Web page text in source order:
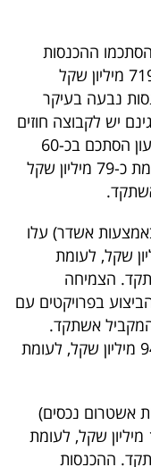
ההכנסות
ברבעון בכ-582 מיליון שקל, לעומת כ-719 מיליון שקל
נבעה בעיקר
יש לקבוצה חוזים
חתומים. הרווח הגולמי של המגזר ברבעון הסתכם בכ-60
מיליון שקל (כ-10.4% מההכנסות), לעומת כ-79 מיליון שקל
אשדר) עלו
בכ-65% לכ-466 מיליון שקל, לעומת
הצמיחה
בפרויקטים עם
המקביל אשתקד.
הרווח הגולמי במגזר עלה ברבעון לכ-94 מיליון שקל, לעומת
אשטרום נכסים)
ההכנסות ברבעון עלו בכ-59% לכ-188 מיליון שקל, לעומת
ההכנסות